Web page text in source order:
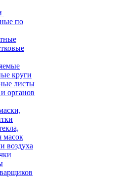
по
круги
листы
органов
масок
воздуха